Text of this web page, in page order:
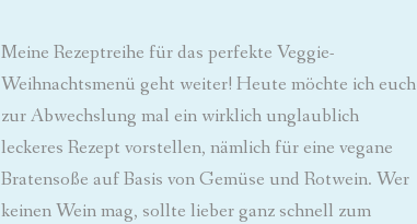
Meine Rezeptreihe für das perfekte Veggie-
Weihnachtsmenü geht weiter! Heute möchte ich euch
zur Abwechslung mal ein wirklich unglaublich
leckeres Rezept vorstellen, nämlich für eine vegane
Bratensoße auf Basis von Gemüse und Rotwein. Wer
keinen Wein mag, sollte lieber ganz schnell zum